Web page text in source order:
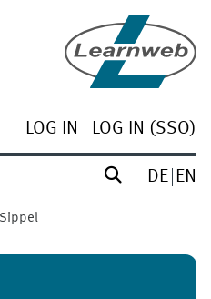
LOG IN LOG IN (SSO)
DE EN
Sippel